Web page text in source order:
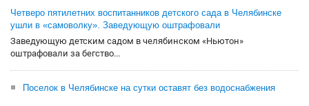
Четверо пятилетних воспитанников детского сада в Челябинске
ушли в «самоволку». Заведующую оштрафовали
Заведующую детским садом в челябинском «Ньютон»
оштрафовали за бегство...
Поселок в Челябинске на сутки оставят без водоснабжения